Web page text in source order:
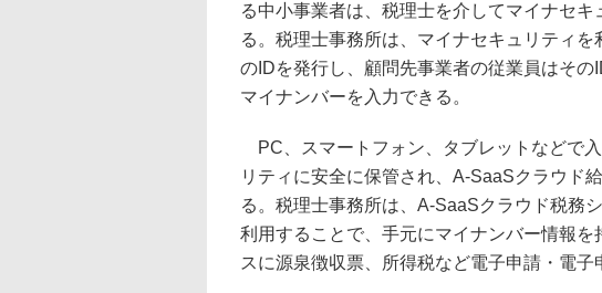
る中小事業者は、税理士を介してマイナセ
る。税理士事務所は、マイナセキュリティ
のIDを発行し、顧問先事業者の従業員はそ
マイナンバーを入力できる。
PC、スマートフォン、タブレットなどで
リティに安全に保管され、A-SaaSクラウド
る。税理士事務所は、A-SaaSクラウド税務
利用することで、手元にマイナンバー情報
スに源泉徴収票、所得税など電子申請・電子